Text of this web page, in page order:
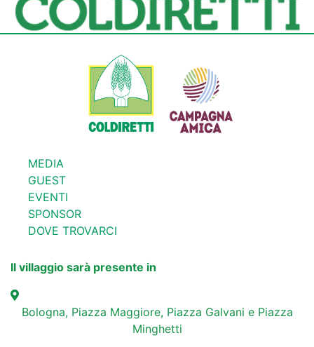
MEDIA
GUEST
EVENTI
SPONSOR
DOVE TROVARCI
Il villaggio sarà presente in
Bologna, Piazza Maggiore, Piazza Galvani e Piazza
Minghetti